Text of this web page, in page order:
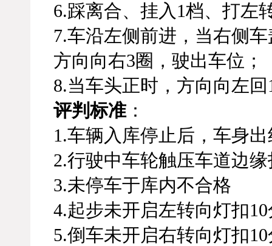
6.踩离合、挂入1档、打左
7.车沿左侧前进，当右侧
方向向右3圈，驶出车位；
8.当车头正时，方向向左
评判标准：
1.车辆入库停止后，车身
2.行驶中车轮触压车道边缘
3.未停车于库内不合格
4.起步未开启左转向灯扣10
5.倒车未开启右转向灯扣